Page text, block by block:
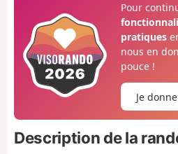
Pour
pratiques
nous en
pouce !
Je
Description de la